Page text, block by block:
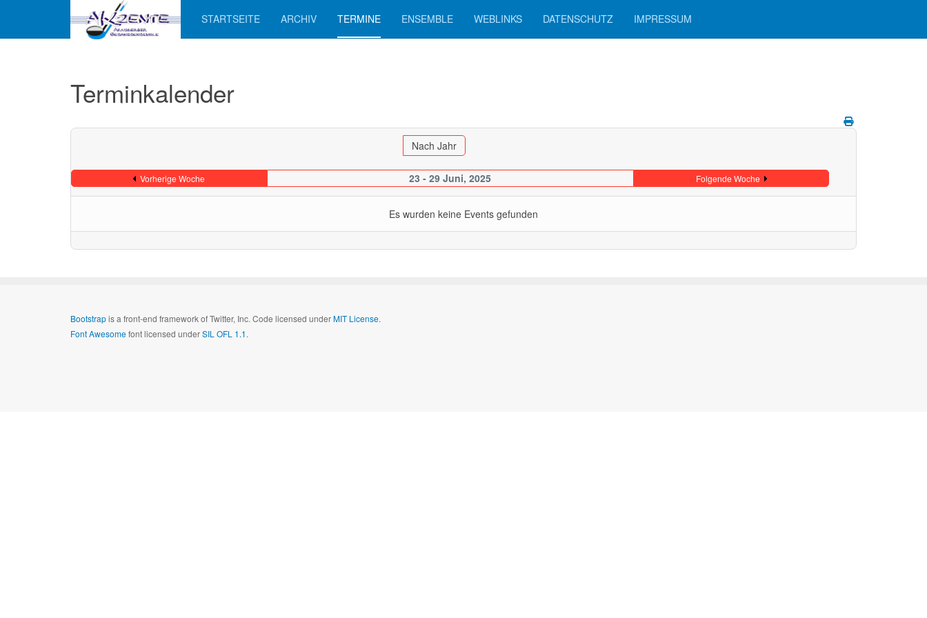
STARTSEITE ARCHIV TERMINE ENSEMBLE WEBLINKS DATENSCHUTZ IMPRESSUM
Terminkalender
Nach Jahr
Vorherige Woche 23 - 29 Juni, 2025 Folgende Woche
Es wurden keine Events gefunden
Bootstrapis a front-end framework of Twitter, Inc. Code licensed underMIT License.
Font Awesomefont licensed underSIL OFL 1.1.